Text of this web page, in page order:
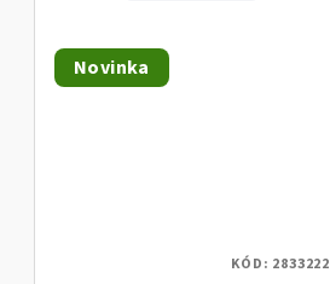
ůNovinka
KÓD: 2833222